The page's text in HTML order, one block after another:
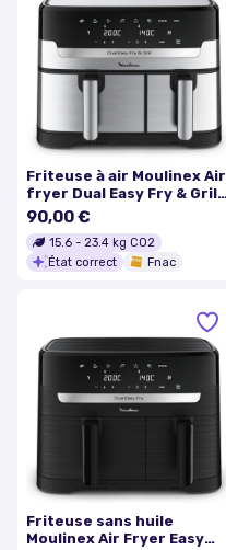
Friteuse à air Moulinex Air
fryer Dual Easy Fry & Grill
Inox 2 tiroirs EZ905D20
2450 W
90,00 €
15.6 - 23.4 kg CO2
État correct
Fnac
Friteuse sans huile
Moulinex Air Fryer Easy